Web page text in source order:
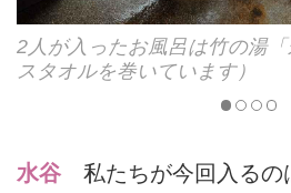
湯殿の窓を覗けば25那須ゴル
水谷 私たちが今回入るの